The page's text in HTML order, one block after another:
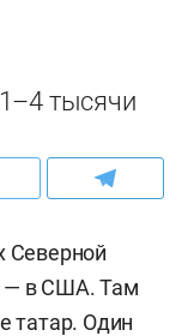
тысячи
Северной
— в США. Там
татар. Один